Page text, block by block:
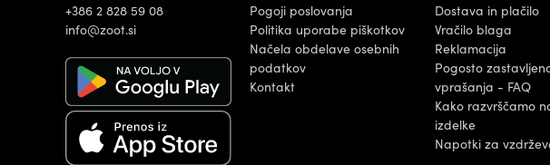
+386 2 828 59 08
info@zoot.si
Pogoji poslovanja
Politika uporabe piškotkov
Načela obdelave osebnih
podatkov
Kontakt
Dostava in plačilo
Vračilo blaga
Reklamacija
Pogosto
vprašanja - FAQ
Kako razvrščamo
izdelke
Napotki za